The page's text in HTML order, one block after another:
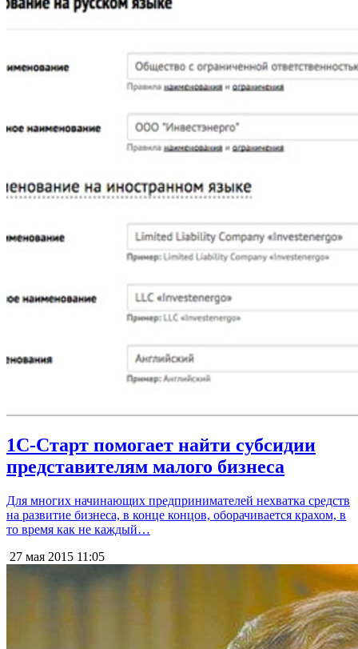
1С-Старт помогает найти субсидии
представителям малого бизнеса
Для многих начинающих предпринимателей нехватка средств
на развитие бизнеса, в конце концов, оборачивается крахом, в
то время как не каждый…
27 мая 2015 11:05